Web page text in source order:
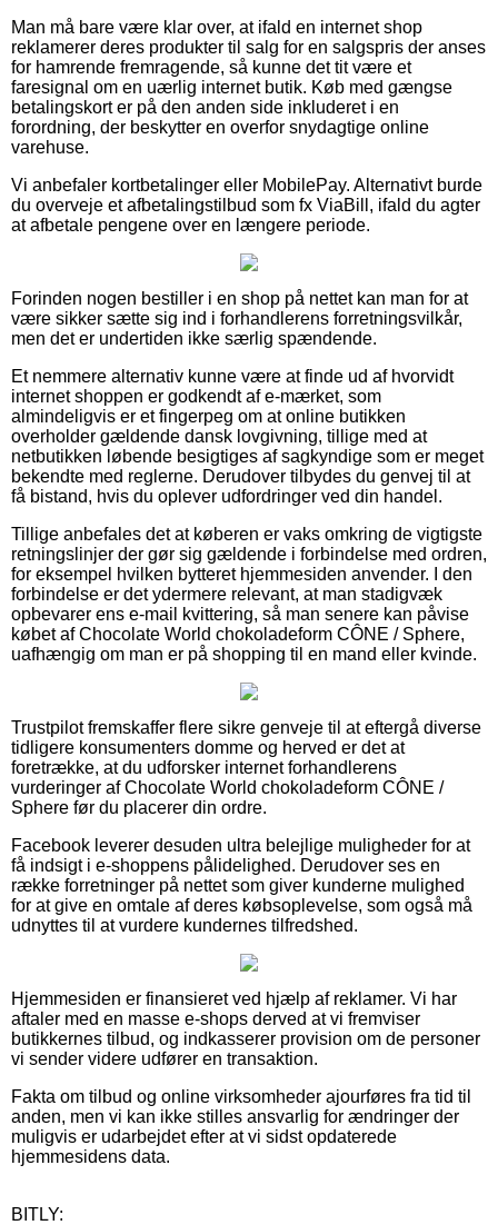
Man må bare være klar over, at ifald en internet shop
reklamerer deres produkter til salg for en salgspris der anses
for hamrende fremragende, så kunne det tit være et
faresignal om en uærlig internet butik. Køb med gængse
betalingskort er på den anden side inkluderet i en
forordning, der beskytter en overfor snydagtige online
varehuse.
Vi anbefaler kortbetalinger eller MobilePay. Alternativt burde
du overveje et afbetalingstilbud som fx ViaBill, ifald du agter
at afbetale pengene over en længere periode.
Forinden nogen bestiller i en shop på nettet kan man for at
være sikker sætte sig ind i forhandlerens forretningsvilkår,
men det er undertiden ikke særlig spændende.
Et nemmere alternativ kunne være at finde ud af hvorvidt
internet shoppen er godkendt af e-mærket, som
almindeligvis er et fingerpeg om at online butikken
overholder gældende dansk lovgivning, tillige med at
netbutikken løbende besigtiges af sagkyndige som er meget
bekendte med reglerne. Derudover tilbydes du genvej til at
få bistand, hvis du oplever udfordringer ved din handel.
Tillige anbefales det at køberen er vaks omkring de vigtigste
retningslinjer der gør sig gældende i forbindelse med ordren,
for eksempel hvilken bytteret hjemmesiden anvender. I den
forbindelse er det ydermere relevant, at man stadigvæk
opbevarer ens e-mail kvittering, så man senere kan påvise
købet af Chocolate World chokoladeform CÔNE / Sphere,
uafhængig om man er på shopping til en mand eller kvinde.
Trustpilot fremskaffer flere sikre genveje til at eftergå diverse
tidligere konsumenters domme og herved er det at
foretrække, at du udforsker internet forhandlerens
vurderinger af Chocolate World chokoladeform CÔNE /
Sphere før du placerer din ordre.
Facebook leverer desuden ultra belejlige muligheder for at
få indsigt i e-shoppens pålidelighed. Derudover ses en
række forretninger på nettet som giver kunderne mulighed
for at give en omtale af deres købsoplevelse, som også må
udnyttes til at vurdere kundernes tilfredshed.
Hjemmesiden er finansieret ved hjælp af reklamer. Vi har
aftaler med en masse e-shops derved at vi fremviser
butikkernes tilbud, og indkasserer provision om de personer
vi sender videre udfører en transaktion.
Fakta om tilbud og online virksomheder ajourføres fra tid til
anden, men vi kan ikke stilles ansvarlig for ændringer der
muligvis er udarbejdet efter at vi sidst opdaterede
hjemmesidens data.
BITLY: